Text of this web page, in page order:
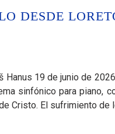
DESDE
19 de junio de
sinfónico para piano,
Cristo. El sufrimiento de